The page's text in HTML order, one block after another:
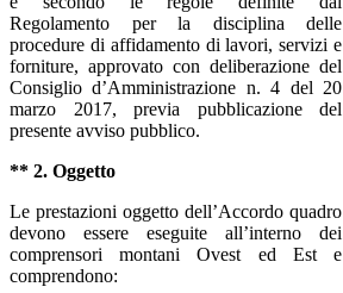
Regolamento per la disciplina delle
procedure di affidamento di lavori, servizi e
forniture, approvato con deliberazione del
Consiglio d’Amministrazione n. 4 del 20
marzo 2017, previa pubblicazione del
presente avviso pubblico.
** 2. Oggetto
Le prestazioni oggetto dell’Accordo quadro
devono essere eseguite all’interno dei
comprensori montani Ovest ed Est e
comprendono: